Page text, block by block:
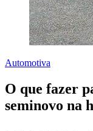
Automotiva
O que fazer
seminovo na